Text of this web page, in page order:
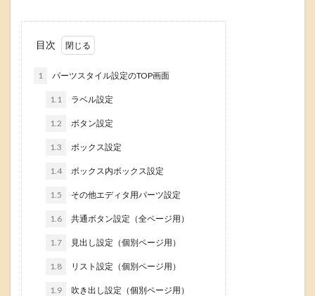
目次
1 パーツスタイル設定のTOP画面
1.1 ラベル設定
1.2 ボタン設定
1.3 ボックス設定
1.4 ボックス内ボックス設定
1.5 その他エディタ用パーツ設定
1.6 共通ボタン設定（全ページ用）
1.7 見出し設定（個別ページ用）
1.8 リスト設定（個別ページ用）
1.9 吹き出し設定（個別ページ用）